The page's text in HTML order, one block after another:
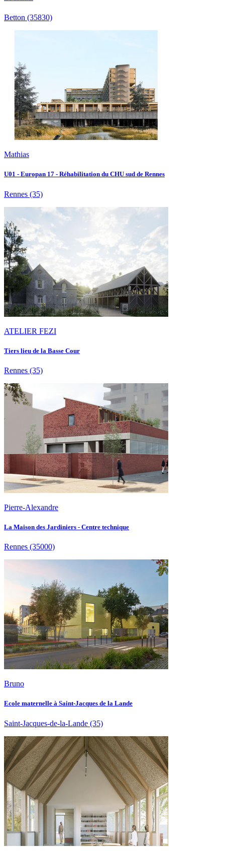
Betton (35830)
Mathias
U01 - Europan 17 - Réhabilitation du CHU sud de Rennes
Rennes (35)
ATELIER FEZI
Tiers lieu de la Basse Cour
Rennes (35)
Pierre-Alexandre
La Maison des Jardiniers - Centre technique
Rennes (35000)
Bruno
Ecole maternelle à Saint-Jacques de la Lande
Saint-Jacques-de-la-Lande (35)